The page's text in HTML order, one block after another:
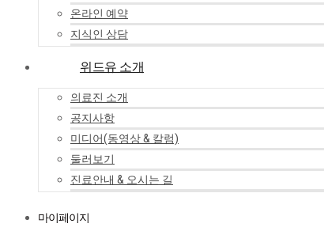
온라인 예약
지식인 상담
위드유 소개
의료진 소개
공지사항
미디어(동영상 & 칼럼)
둘러보기
진료안내 & 오시는 길
마이페이지